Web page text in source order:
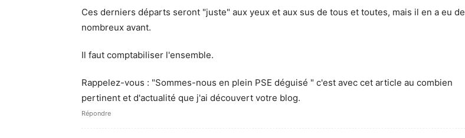
Ces derniers départs seront "juste" aux yeux et aux sus de tous et toutes, mais il en a eu de
nombreux avant.
Il faut comptabiliser l'ensemble.
Rappelez-vous : "Sommes-nous en plein PSE déguisé " c'est avec cet article au combien
pertinent et d'actualité que j'ai découvert votre blog.
Répondre